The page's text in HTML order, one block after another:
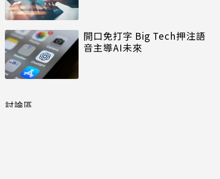
開口免打字 Big Tech押注語
音主導AI未來
討論區